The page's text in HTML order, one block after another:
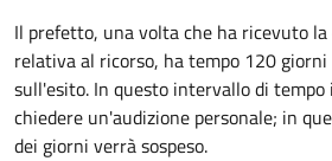
Il prefetto, una volta che ha ricevuto
relativa al ricorso, ha tempo 120
sull'esito. In questo intervallo di
chiedere un'audizione personale; in
dei giorni verrà sospeso.